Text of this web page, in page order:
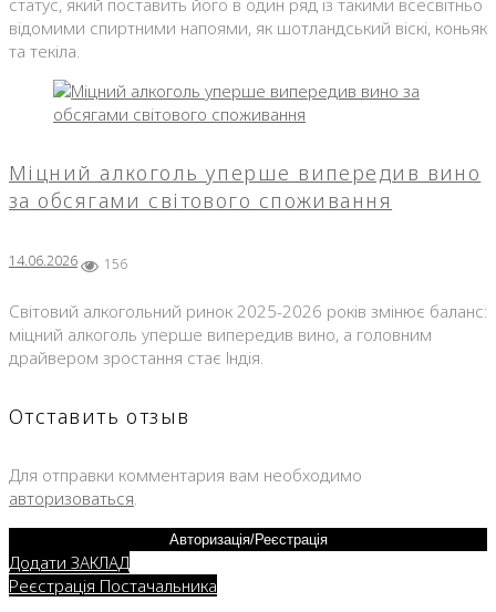
відомими спиртними напоями, як шотландський віскі, коньяк
та текіла.
Міцний алкоголь уперше випередив вино
за обсягами світового споживання
14.06.2026 156
Світовий алкогольний ринок 2025-2026 років змінює баланс:
міцний алкоголь уперше випередив вино, а головним
драйвером зростання стає Індія.
Отставить отзыв
Для отправки комментария вам необходимо
авторизоваться.
Авторизація/Реєстрація
Додати ЗАКЛАД
Реєстрація Постачальника